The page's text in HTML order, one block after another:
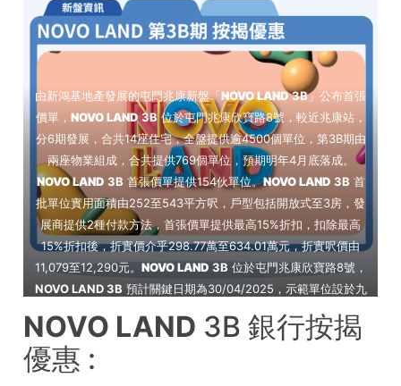
由新鴻基地產發展的屯門兆康新盤「NOVO LAND3B」公布首張
價單， NOVO LAND3B位於屯門兆康欣寶路8號，較近兆康站，
分6期發展，合共14座住宅，全盤提供逾4500個單位，第3B期由
兩座物業組成，合共提供769個單位，預期明年4月底落成。
NOVO LAND 3B 首張價單提供154伙單位。NOVO LAND 3B 首
批單位實用面積由252至543平方呎，戶型包括開放式至3房，發
展商提供2種付款方法，首張價單提供最高15%折扣，扣除最高
15%折扣後，折實價介乎298.77萬至634.01萬元，折實呎價由
11,079至12,290元。 NOVO LAND 3B 位於屯門兆康欣寶路8號，
NOVO LAND 3B 預計關鍵日期為30/04/2025，示範單位設於九
NOVO LAND 3B 銀行按揭
優惠 :